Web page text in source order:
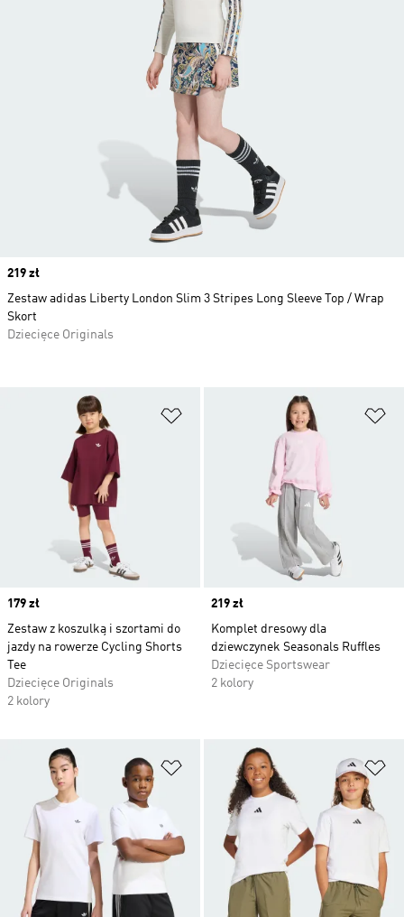
Dodaj do listy życzeń
Price
179 zł
Zestaw z koszulką i szortami do
jazdy na rowerze Cycling Shorts
Tee
Dziecięce Originals
2 kolory
Price
219 zł
Komplet dresowy dla
dziewczynek Seasonals Ruffles
Dziecięce Sportswear
2 kolory
Dodaj do listy życzeń
Price
219 zł
Zestaw adidas Liberty London Slim 3 Stripes Long Sleeve Top / Wrap
Skort
Dziecięce Originals